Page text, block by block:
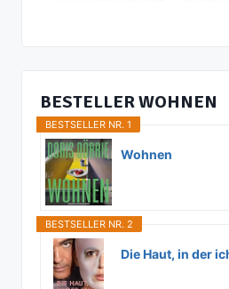
BESTELLER WOHNEN
BESTSELLER NR. 1
Wohnen
BESTSELLER NR. 2
Die Haut, in der